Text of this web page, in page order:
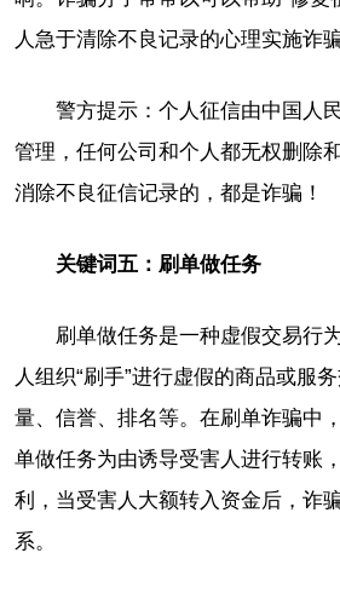
人急于清除不良记录的心理实施诈骗
警方提示：个人征信由中国人
管理，任何公司和个人都无权删除
消除不良征信记录的，都是诈骗！
关键词五：刷单做任务
刷单做任务是一种虚假交易行
人组织“刷手”进行虚假的商品或服
量、信誉、排名等。在刷单诈骗中
单做任务为由诱导受害人进行转账
利，当受害人大额转入资金后，诈
系。